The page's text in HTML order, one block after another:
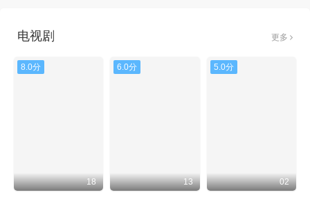
电视剧 更多
8.0分
18
6.0分
13
5.0分
02